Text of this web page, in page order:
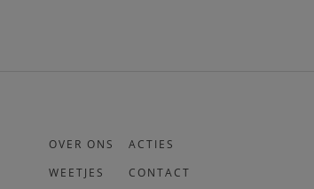
OVER ONS
WEETJES
ACTIES
CONTACT